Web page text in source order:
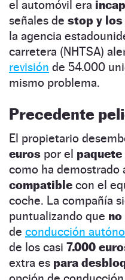
el automóvil era
señales de stop y
la agencia
carretera (NHTSA)
revisión de 54.000
mismo problema.
Precedente
El propietario
euros por el
como ha demostrado
compatible con el
coche. La compañía
puntualizando que
de conducción
de los casi 7.000
extra es para